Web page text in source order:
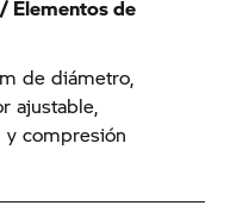
Elementos de
de diámetro,
ajustable,
y compresión